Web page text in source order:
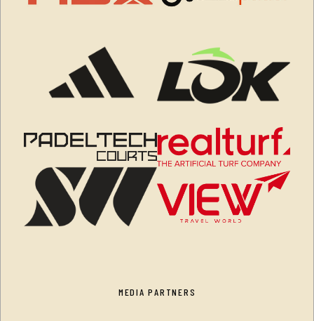
MEDIA PARTNERS